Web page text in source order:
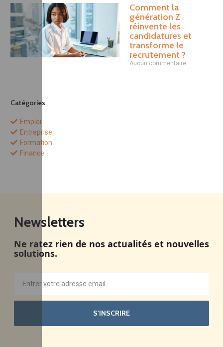
Comment la
génération Z
réinvente les
candidatures et
transforme le
recrutement ?
Aucun commentaire
Catégories
Emploi
Entreprise
Formation
Finance
Newsletters
Ne ratez rien de nos actualités et nouvelles
solutions.
S'INSCRIRE